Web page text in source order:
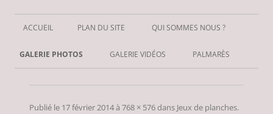
Aller
contenu
ACCUEIL PLAN DU SITE QUI SOMMES NOUS ?
GALERIE PHOTOS GALERIE VIDÉOS PALMARÈS
Publié le 17 février 2014à 768 × 576dans Jeux de planches.